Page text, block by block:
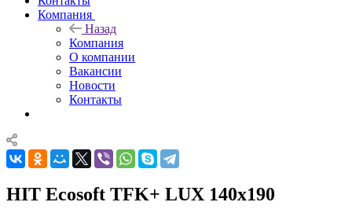
Компания
Назад
Компания
О компании
Вакансии
Новости
Контакты
HIT Ecosoft TFK+ LUX 140x190